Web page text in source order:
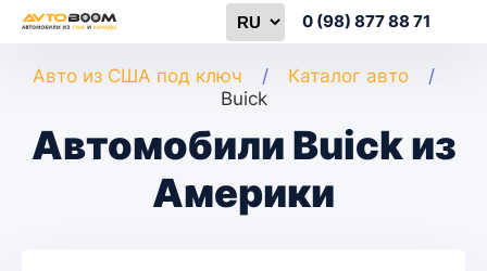
0 (98) 877 88 71
Авто из США под ключ
Каталог авто
Buick
Автомобили Buick из
Америки